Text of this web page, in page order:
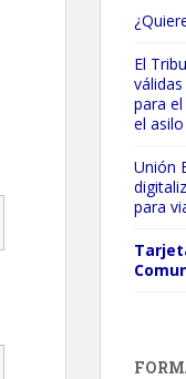
El
para
el
Unión
para